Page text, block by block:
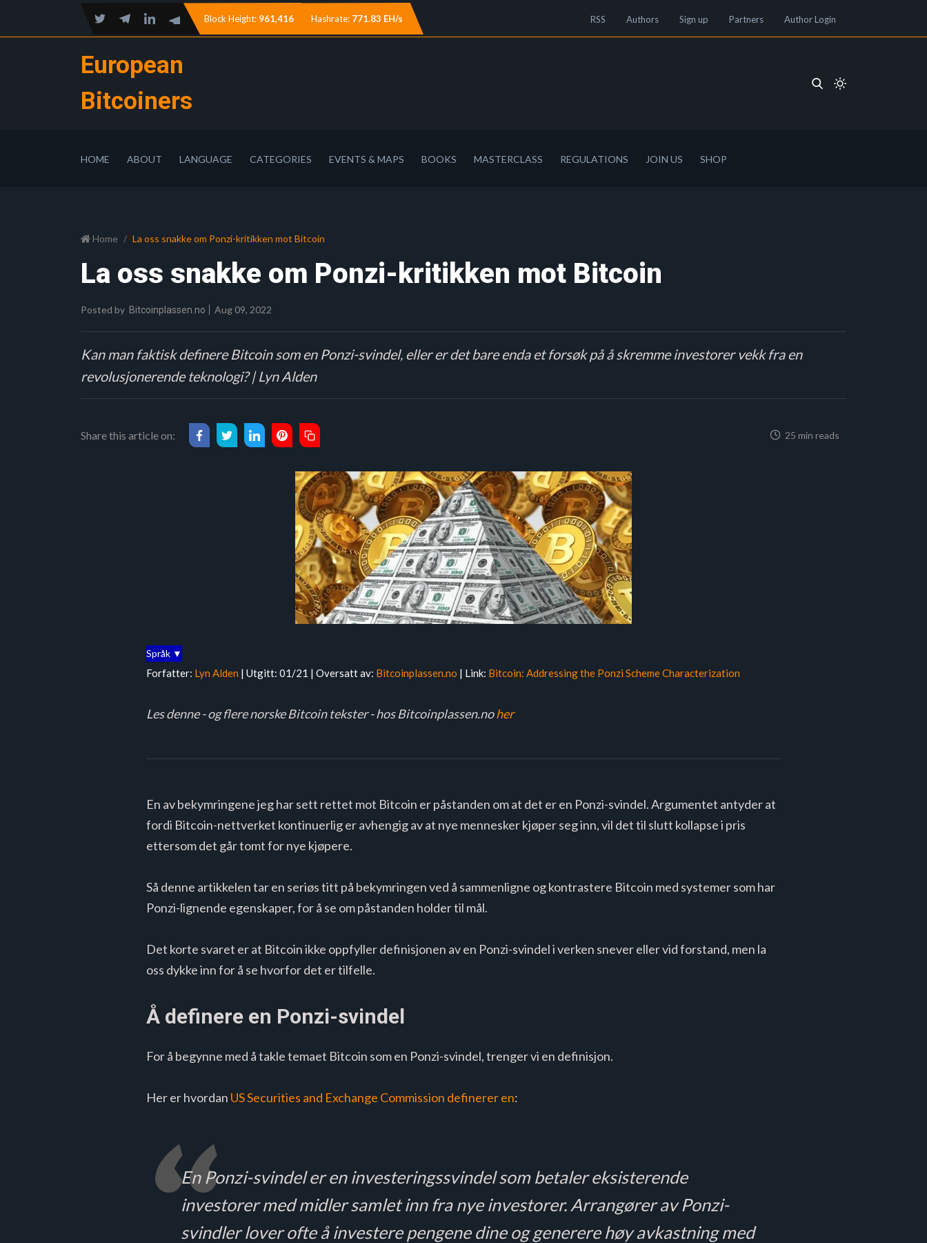
Block Height: 961,416 Hashrate: 771.83 EH/s RSS Authors Sign up Partners Author Login
European
Bitcoiners
HOME ABOUT LANGUAGE CATEGORIES EVENTS & MAPS BOOKS MASTERCLASS REGULATIONS JOIN US SHOP
Home La oss snakke om Ponzi-kritikken mot Bitcoin
La oss snakke om Ponzi-kritikken mot Bitcoin
Posted by Bitcoinplassen.no Aug 09, 2022
Kan man faktisk definere Bitcoin som en Ponzi-svindel, eller er det bare enda et forsøk på å skremme investorer vekk fra en
revolusjonerende teknologi? | Lyn Alden
Share this article on: 25 min reads
Språk ▼
Forfatter: Lyn Alden | Utgitt: 01/21 | Oversatt av: Bitcoinplassen.no | Link: Bitcoin: Addressing the Ponzi Scheme Characterization
Les denne - og flere norske Bitcoin tekster - hos Bitcoinplassen.noher
En av bekymringene jeg har sett rettet mot Bitcoin er påstanden om at det er en Ponzi-svindel. Argumentet antyder at
fordi Bitcoin-nettverket kontinuerlig er avhengig av at nye mennesker kjøper seg inn, vil det til slutt kollapse i pris
ettersom det går tomt for nye kjøpere.
Så denne artikkelen tar en seriøs titt på bekymringen ved å sammenligne og kontrastere Bitcoin med systemer som har
Ponzi-lignende egenskaper, for å se om påstanden holder til mål.
Det korte svaret er at Bitcoin ikke oppfyller definisjonen av en Ponzi-svindel i verken snever eller vid forstand, men la
oss dykke inn for å se hvorfor det er tilfelle.
Å definere en Ponzi-svindel
For å begynne med å takle temaet Bitcoin som en Ponzi-svindel, trenger vi en definisjon.
Her er hvordan US Securities and Exchange Commission definerer en:
En Ponzi-svindel er en investeringssvindel som betaler eksisterende
investorer med midler samlet inn fra nye investorer. Arrangører av Ponzi-
svindler lover ofte å investere pengene dine og generere høy avkastning med